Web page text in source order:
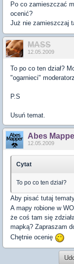
Po co zamieszczać
ocenić?
Już nie zamieszczaj
MASS
12.05.2009
To po co ten dział?
"ogarnieci"
P.S
Usuń temat.
Abes
12.05.2009
Cytat
To po co ten dział?
Aby pisać tutaj
A mapy robione w
że coś tam się
mapką? Zapraszam
Chętnie ocenię